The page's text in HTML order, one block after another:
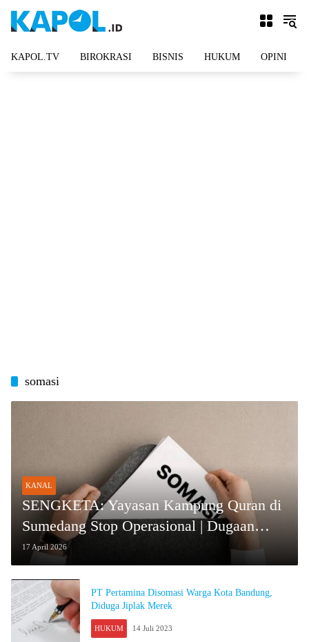
KAPOL.TV BIROKRASI BISNIS HUKUM OPINI
somasi
KANAL
SENGKETA: Yayasan Kampung Quran di
Sumedang Stop Operasional | Dugaan
Konflik Internal | Wali Santri Layangkan
Somasi
17 April 2026
PT Pertamina Disomasi Warga Kota Bandung,
Diduga Jiplak Merek
HUKUM 14 Juli 2023